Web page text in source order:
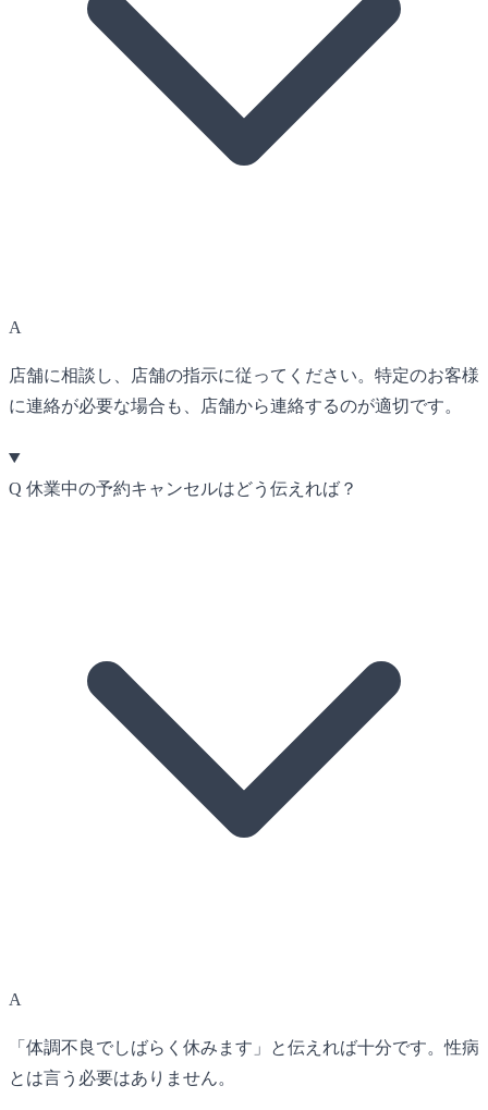
A
店舗に相談し、店舗の指示に従ってください。特定のお客様
に連絡が必要な場合も、店舗から連絡するのが適切です。
Q 休業中の予約キャンセルはどう伝えれば？
A
「体調不良でしばらく休みます」と伝えれば十分です。性病
とは言う必要はありません。